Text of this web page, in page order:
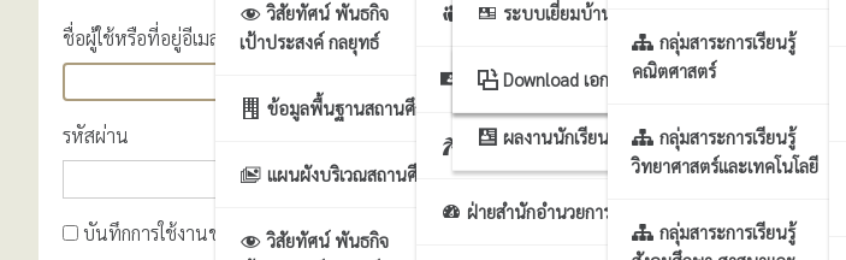
วิสัยทัศน์ พันธกิจ
เป้าประสงค์ กลยุทธ์
ข้อมูลพื้นฐานสถานศึกษา
แผนผังบริเวณสถานศึกษา
วิสัยทัศน์ พันธกิจ
งานประกันคุณภาพสถาน
ศึกษา
ผลงานนักเรียน
ฝ่ายบริหารกิจการนักเรียน
ระบบเยี่ยมบ้านนักเรียน
ระบบขยะแลกแต้ม
ฝ่ายธุรการ นโยบาย แผนฯ
Download เอกสารแผนงาน
ฝ่ายบริหารงานทั่วไป
ฝ่ายสำนักอำนวยการ
กลุ่มสาระการเรียนรู้
คณิตศาสตร์
กลุ่มสาระการเรียนรู้
วิทยาศาสตร์และเทคโนโลยี
กลุ่มสาระการเรียนรู้
ชื่อผู้ใช้หรือที่อยู่อีเมล
รหัสผ่าน
บันทึกการใช้งานของฉัน